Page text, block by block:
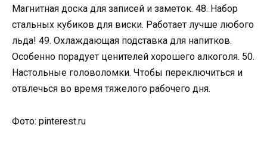
Магнитная доска для записей и заметок. 48. Набор
стальных кубиков для виски. Работает лучше любого
льда! 49. Охлаждающая подставка для напитков.
Особенно порадует ценителей хорошего алкоголя. 50.
Настольные головоломки. Чтобы переключиться и
отвлечься во время тяжелого рабочего дня.
Фото: pinterest.ru